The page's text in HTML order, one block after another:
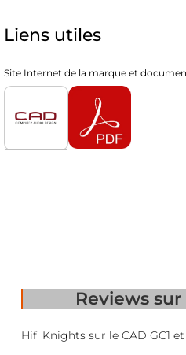
Liens utiles
Site Internet de la marque et
Reviewssur
Hifi Knights sur le CAD GC1 et